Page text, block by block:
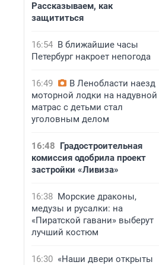
Рассказываем, как
защититься
16:54 В ближайшие часы
Петербург накроет непогода
16:49
В Ленобласти наезд
моторной лодки на надувной
матрас с детьми стал
уголовным делом
16:48 Градостроительная
комиссия одобрила проект
застройки «Ливиза»
16:38 Морские драконы,
медузы и русалки: на
«Пиратской гавани» выберут
лучший костюм
16:30 «Наши двери открыты